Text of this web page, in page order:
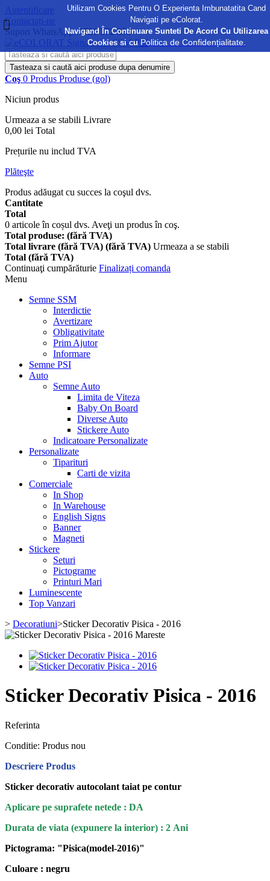
Autentificare
Contactați-ne
Suport WhatsApp:0730 372 355
Tasteaza si caută aici produse dupa denumire
Coş 0 Produs Produse (gol)
Niciun produs
Urmeaza a se stabili Livrare
0,00 lei Total
Prețurile nu includ TVA
Plăteşte
Produs adăugat cu succes la coşul dvs.
Cantitate
Total
0 articole în coșul dvs. Aveţi un produs în coş.
Total produse: (fără TVA)
Total livrare (fără TVA) (fără TVA) Urmeaza a se stabili
Total (fără TVA)
Continuaţi cumpărăturie Finalizați comanda
Menu
Semne SSM
Interdictie
Avertizare
Obligativitate
Prim Ajutor
Informare
Semne PSI
Auto
Semne Auto
Limita de Viteza
Baby On Board
Diverse Auto
Stickere Auto
Indicatoare Personalizate
Personalizate
Tiparituri
Carti de vizita
Comerciale
In Shop
In Warehouse
English Signs
Banner
Magneti
Stickere
Seturi
Pictograme
Printuri Mari
Luminescente
Top Vanzari
> Decoratiuni>Sticker Decorativ Pisica - 2016
Mareste
Sticker Decorativ Pisica - 2016
Referinta
Conditie: Produs nou
Descriere Produs
Sticker decorativ autocolant taiat pe contur
Aplicare pe suprafete netede : DA
Durata de viata (expunere la interior) : 2 Ani
Pictograma: "Pisica(model-2016)"
Culoare : negru
Utilizam Cookies Pentru O Experienta Imbunatatita Cand
Navigati pe eColorat.
Navigand În Continuare Sunteti De Acord Cu Utilizarea
Cookies si cu Politica de Confidențialitate.